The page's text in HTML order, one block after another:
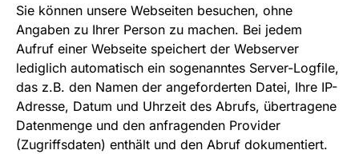
Sie können unsere Webseiten besuchen, ohne
Angaben zu Ihrer Person zu machen. Bei jedem
Aufruf einer Webseite speichert der Webserver
lediglich automatisch ein sogenanntes Server-Logfile,
das z.B. den Namen der angeforderten Datei, Ihre IP-
Adresse, Datum und Uhrzeit des Abrufs, übertragene
Datenmenge und den anfragenden Provider
(Zugriffsdaten) enthält und den Abruf dokumentiert.